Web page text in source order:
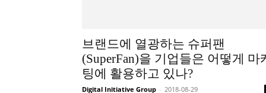
브랜드에 열광하는 슈퍼팬
(SuperFan)을 기업들은 어떻게 마
팅에 활용하고 있나?
Digital Initiative Group - 2018-08-29